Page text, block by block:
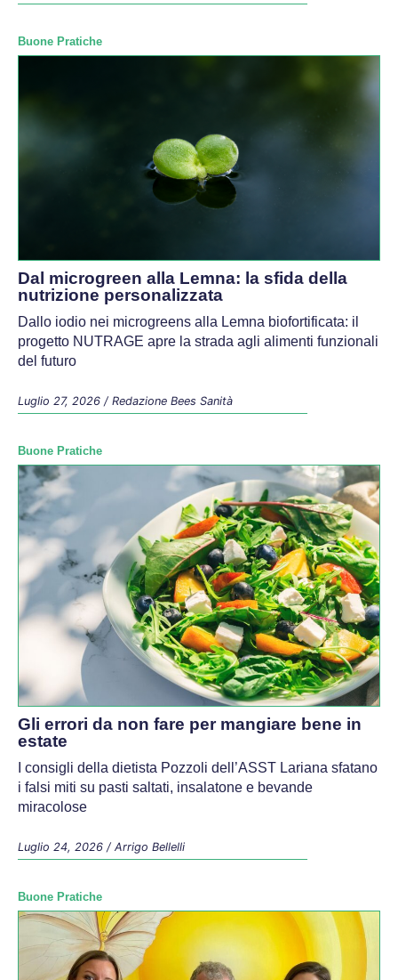
Buone Pratiche
Dal microgreen alla Lemna: la sfida della
nutrizione personalizzata
Dallo iodio nei microgreens alla Lemna biofortificata: il
progetto NUTRAGE apre la strada agli alimenti funzionali
del futuro
Luglio 27, 2026 / Redazione Bees Sanità
Buone Pratiche
Gli errori da non fare per mangiare bene in
estate
I consigli della dietista Pozzoli dell’ASST Lariana sfatano
i falsi miti su pasti saltati, insalatone e bevande
miracolose
Luglio 24, 2026 / Arrigo Bellelli
Buone Pratiche